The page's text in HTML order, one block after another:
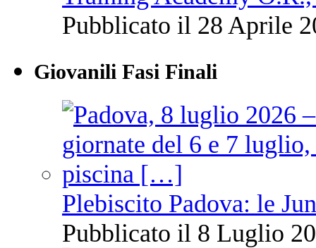
Pubblicato il 28 Aprile
Giovanili Fasi Finali
Plebiscito Padova: le
Pubblicato il 8 Luglio